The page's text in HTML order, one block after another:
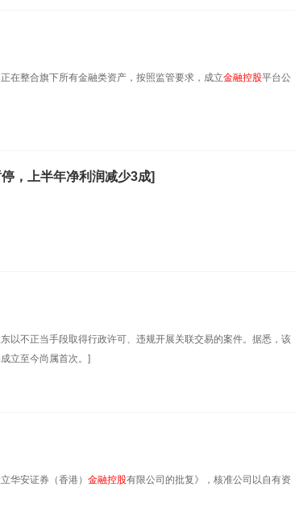
在整合旗下所有金融类资产，按照监管要求，成立金融控股平台公
，上半年净利润减少3成]
以不正当手段取得行政许可、违规开展关联交易的案件。据悉，该
立至今尚属首次。]
华安证券（香港） 金融控股有限公司的批复》，核准公司以自有资